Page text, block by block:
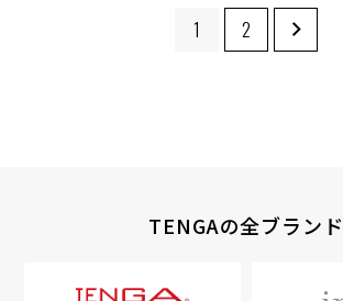
1 2
TENGAの全ブランド